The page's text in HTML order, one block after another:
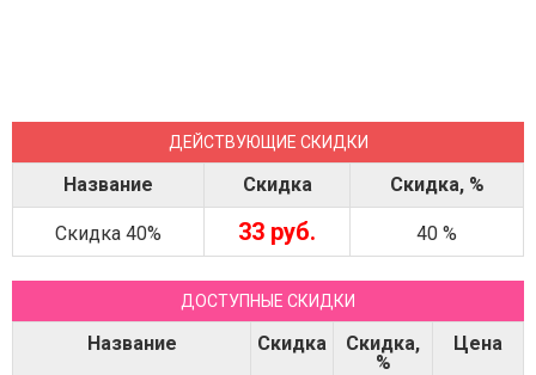
ДЕЙСТВУЮЩИЕ СКИДКИ
Название Скидка Скидка, %
Скидка 40% 33 руб. 40 %
ДОСТУПНЫЕ СКИДКИ
Название Скидка
Скидка,
%
Цена